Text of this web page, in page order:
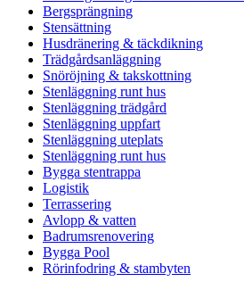
Bergsprängning
Stensättning
Husdränering & täckdikning
Trädgårdsanläggning
Snöröjning & takskottning
Stenläggning runt hus
Stenläggning trädgård
Stenläggning uppfart
Stenläggning uteplats
Stenläggning runt hus
Bygga stentrappa
Logistik
Terrassering
Avlopp & vatten
Badrumsrenovering
Bygga Pool
Rörinfodring & stambyten